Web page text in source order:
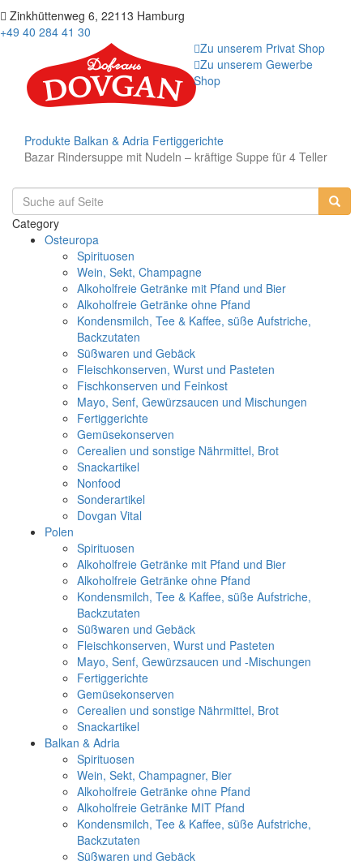
Zinkhüttenweg 6, 22113 Hamburg
+49 40 284 41 30
Zu unserem Privat Shop
Zu unserem Gewerbe
Shop
Produkte Balkan & Adria Fertiggerichte
Bazar Rindersuppe mit Nudeln – kräftige Suppe für 4 Teller
Category
Osteuropa
Spirituosen
Wein, Sekt, Champagne
Alkoholfreie Getränke mit Pfand und Bier
Alkoholfreie Getränke ohne Pfand
Kondensmilch, Tee & Kaffee, süße Aufstriche,
Backzutaten
Süßwaren und Gebäck
Fleischkonserven, Wurst und Pasteten
Fischkonserven und Feinkost
Mayo, Senf, Gewürzsaucen und Mischungen
Fertiggerichte
Gemüsekonserven
Cerealien und sonstige Nährmittel, Brot
Snackartikel
Nonfood
Sonderartikel
Dovgan Vital
Polen
Spirituosen
Alkoholfreie Getränke mit Pfand und Bier
Alkoholfreie Getränke ohne Pfand
Kondensmilch, Tee & Kaffee, süße Aufstriche,
Backzutaten
Süßwaren und Gebäck
Fleischkonserven, Wurst und Pasteten
Mayo, Senf, Gewürzsaucen und -Mischungen
Fertiggerichte
Gemüsekonserven
Cerealien und sonstige Nährmittel, Brot
Snackartikel
Balkan & Adria
Spirituosen
Wein, Sekt, Champagner, Bier
Alkoholfreie Getränke ohne Pfand
Alkoholfreie Getränke MIT Pfand
Kondensmilch, Tee & Kaffee, süße Aufstriche,
Backzutaten
Süßwaren und Gebäck